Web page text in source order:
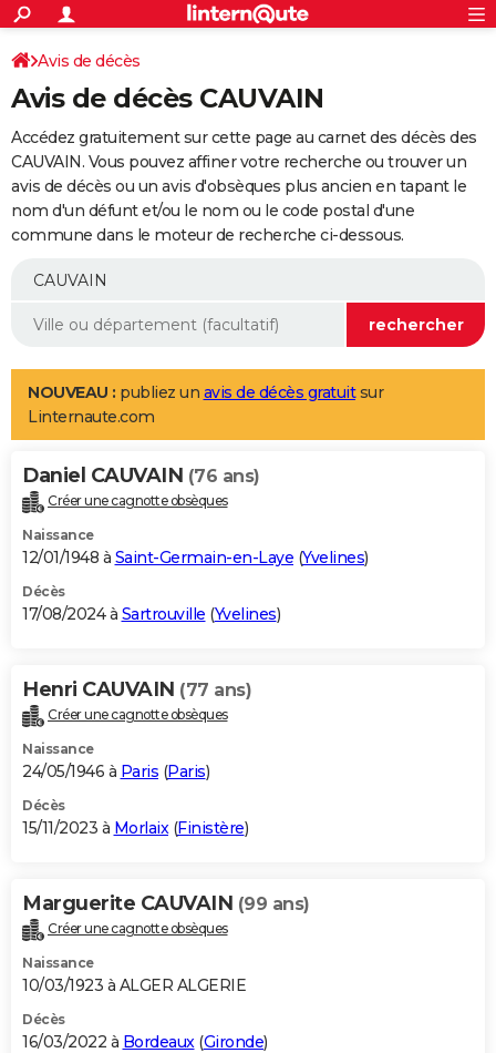
ACTUALITÉS
Politique
Société
Faits Divers
Education
Monde
Villes
+
SPORT
Coupe du monde 2026
Football
Tennis
Cyclisme
Rugby
Forum
Programme TV
TNT
Streaming
Cinéma
Sorties cinéma
Musique
+
FINANCE
Retraite
Epargne
Immobilier
Risques naturels par ville
Banque
Assurance
AUTO
Essais
Réserver un essai
Citadines
Berlines
SUV
Forum auto
+
Mobiles
Meilleur smartphone
Internet
Ordinateurs
Jeux vidéo
Guide high-tech
Aménagement intérieur
LIFESTYLE
Art de vivre
Bien-être
Loisirs
Mode
Modes de vie
Alimentation
Guide de la santé
Maladies
Médicaments
Sommeil
VOYAGE
Destinations
City break
Voyage nature
Voyage de noces
Forum
Climat
+PHOTO
GUIDES D'ACHAT
BONS PLANS
Carte de Noël
Carte Bonne année
Carte Saint-Valentin
Carte Pâques
Carte d'anniversaire
DICTIONNAIRE
Dictionnaire
Biographies
Citations
Expressions
Proverbes
PROGRAMME TV
S'inscrire
Se connecter
Lycées
Collèges
Primaires
Universités
Entreprises
Service militaire
Avis de recherche
AVIS DE DÉCÈS
Bricolage
Lifestyle
Culture
Sport
Auto
Television
Voyage
Cinema
Avis de décès
Avis de décès CAUVAIN
Accédez gratuitement sur cette page au carnet des décès des
CAUVAIN. Vous pouvez affiner votre recherche ou trouver un
avis de décès ou un avis d'obsèques plus ancien en tapant le
nom d'un défunt et/ou le nom ou le code postal d'une
commune dans le moteur de recherche ci-dessous.
NOUVEAU : publiez un avis de décès gratuitsur
Linternaute.com
Daniel CAUVAIN (76 ans)
Créer une cagnotte obsèques
Naissance
12/01/1948 à Saint-Germain-en-Laye (Yvelines)
Décès
17/08/2024 à Sartrouville (Yvelines)
Henri CAUVAIN (77 ans)
Créer une cagnotte obsèques
Naissance
24/05/1946 à Paris (Paris)
Décès
15/11/2023 à Morlaix(Finistère)
Marguerite CAUVAIN (99 ans)
Créer une cagnotte obsèques
Naissance
10/03/1923 à ALGER ALGERIE
Décès
16/03/2022 à Bordeaux(Gironde)